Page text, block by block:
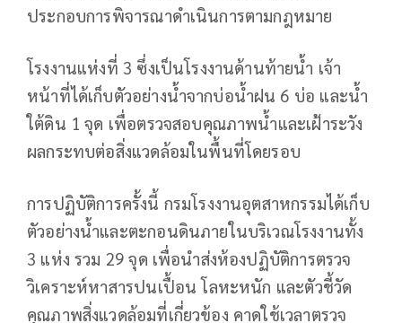
ประกอบการพิจารณาดำเนินการตามกฎหมาย
โรงงานแห่งที่ 3 ซึ่งเป็นโรงงานด้านท้ายน้ำ เจ้า
หน้าที่ได้เก็บตัวอย่างน้ำจากบ่อน้ำฝน 6 บ่อ และน้ำ
ใต้ดิน 1 จุด เพื่อตรวจสอบคุณภาพน้ำและเฝ้าระวัง
ผลกระทบต่อสิ่งแวดล้อมในพื้นที่โดยรอบ
การปฏิบัติการครั้งนี้ กรมโรงงานอุตสาหกรรมได้เก็บ
ตัวอย่างน้ำและตะกอนดินภายในบริเวณโรงงานทั้ง
3 แห่ง รวม 29 จุด เพื่อนำส่งห้องปฏิบัติการตรวจ
วิเคราะห์หาสารปนเปื้อน โลหะหนัก และตัวชี้วัด
คุณภาพสิ่งแวดล้อมที่เกี่ยวข้อง คาดใช้เวลาตรวจ